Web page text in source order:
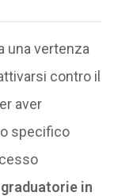
una vertenza
contro il
aver
specifico
in